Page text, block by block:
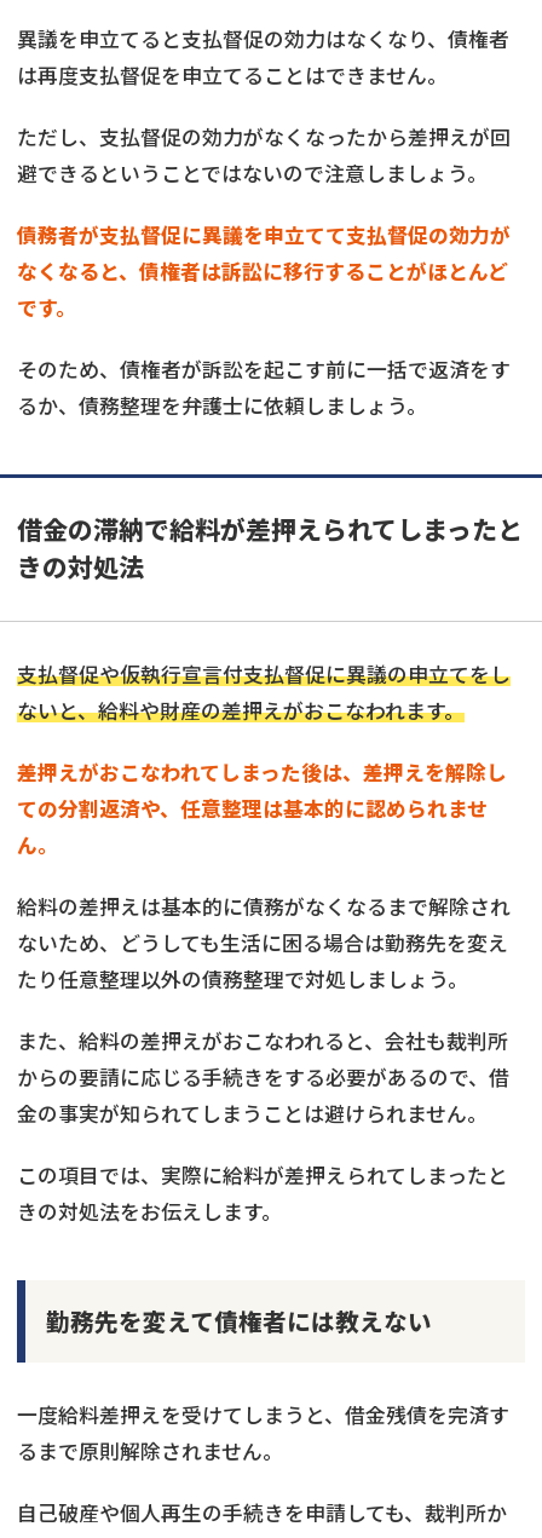
異議を申立てると支払督促の効力はなくなり、債権者
は再度支払督促を申立てることはできません。
ただし、支払督促の効力がなくなったから差押えが回
避できるということではないので注意しましょう。
債務者が支払督促に異議を申立てて支払督促の効力が
なくなると、債権者は訴訟に移行することがほとんど
です。
そのため、債権者が訴訟を起こす前に一括で返済をす
るか、債務整理を弁護士に依頼しましょう。
借金の滞納で給料が差押えられてしまったと
きの対処法
支払督促や仮執行宣言付支払督促に異議の申立てをし
ないと、給料や財産の差押えがおこなわれます。
差押えがおこなわれてしまった後は、差押えを解除し
ての分割返済や、任意整理は基本的に認められませ
ん。
給料の差押えは基本的に債務がなくなるまで解除され
ないため、どうしても生活に困る場合は勤務先を変え
たり任意整理以外の債務整理で対処しましょう。
また、給料の差押えがおこなわれると、会社も裁判所
からの要請に応じる手続きをする必要があるので、借
金の事実が知られてしまうことは避けられません。
この項目では、実際に給料が差押えられてしまったと
きの対処法をお伝えします。
勤務先を変えて債権者には教えない
一度給料差押えを受けてしまうと、借金残債を完済す
るまで原則解除されません。
自己破産や個人再生の手続きを申請しても、裁判所か